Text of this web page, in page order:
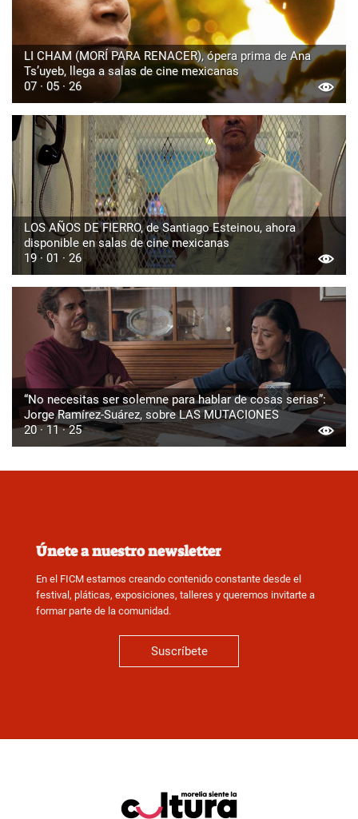
LI CHAM (MORÍ PARA RENACER), ópera prima de Ana
Ts’uyeb, llega a salas de cine mexicanas
07 · 05 · 26
LOS AÑOS DE FIERRO, de Santiago Esteinou, ahora
disponible en salas de cine mexicanas
19 · 01 · 26
“No necesitas ser solemne para hablar de cosas serias”:
Jorge Ramírez-Suárez, sobre LAS MUTACIONES
20 · 11 · 25
Únete a nuestro newsletter
En el FICM estamos creando contenido constante desde el
festival, pláticas, exposiciones, talleres y queremos invitarte a
formar parte de la comunidad.
Suscríbete